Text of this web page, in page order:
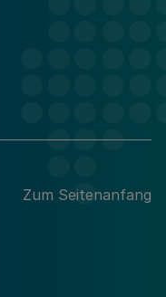
Zum Seitenanfang